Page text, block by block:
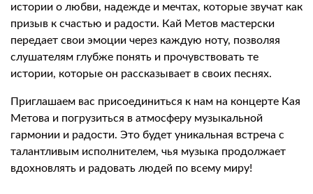
истории о любви, надежде и мечтах, которые звучат как
призыв к счастью и радости. Кай Метов мастерски
передает свои эмоции через каждую ноту, позволяя
слушателям глубже понять и прочувствовать те
истории, которые он рассказывает в своих песнях.
Приглашаем вас присоединиться к нам на концерте Кая
Метова и погрузиться в атмосферу музыкальной
гармонии и радости. Это будет уникальная встреча с
талантливым исполнителем, чья музыка продолжает
вдохновлять и радовать людей по всему миру!